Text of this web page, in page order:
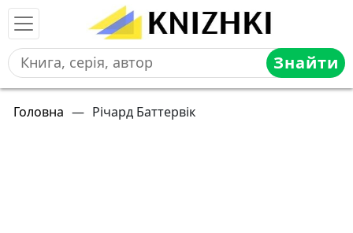
Знайти
Головна — Річард Баттервік